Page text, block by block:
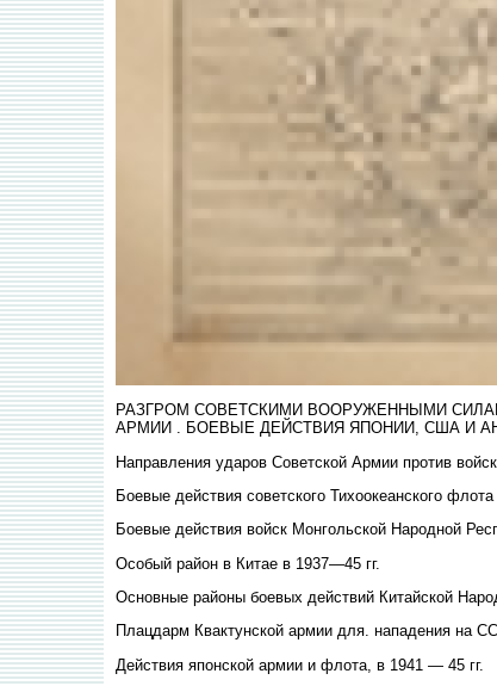
РАЗГРОМ СОВЕТСКИМИ ВООРУЖЕННЫМИ
АРМИИ . БОЕВЫЕ ДЕЙСТВИЯ ЯПОНИИ, США И
Направления ударов Советской Армии против
Боевые действия советского Тихоокеанского флота
Боевые действия войск Монгольской Народной
Особый район в Китае в 1937—45 гг.
Основные районы боевых действий Китайской
Плацдарм Квактунской армии для. нападения на
Действия японской армии и флота, в 1941 — 45 гг.